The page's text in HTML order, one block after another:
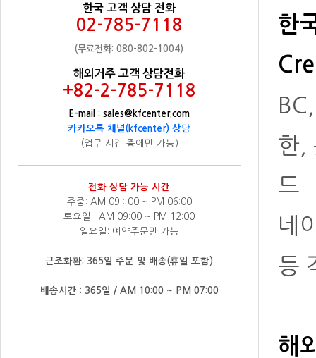
한국 고객 상담 전화
02-785-7118
(무료전화: 080-802-1004)
해외거주 고객 상담전화
+82-2-785-7118
E-mail : sales@kfcenter.com
카카오톡 채널(kfcenter) 상담
(업무 시간 중에만 가능)
전화 상담 가능 시간
주중: AM 09 : 00 ~ PM 06:00
토요일 : AM 09:00 ~ PM 12:00
일요일: 예약주문만 가능
근조화환: 365일 주문 및 배송(휴일 포함)
배송시간 : 365일 / AM 10:00 ~ PM 07:00
한
한,
드
네
등
해